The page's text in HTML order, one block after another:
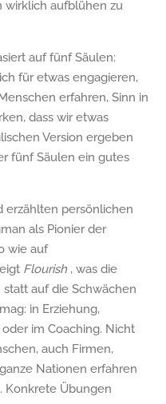
wirklich aufblühen zu
auf fünf Säulen:
für etwas engagieren,
erfahren, Sinn in
dass wir etwas
Version ergeben
fünf Säulen ein gutes
erzählten persönlichen
als Pionier der
wie auf
Flourish , was die
auf die Schwächen
in Erziehung,
im Coaching. Nicht
auch Firmen,
Nationen erfahren
Konkrete Übungen